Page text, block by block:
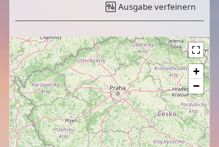
Ausgabe verfeinern
+
−